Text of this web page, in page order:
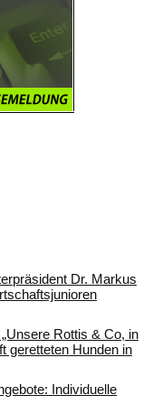
Dr. Markus
Rottis & Co, in
geretteten Hunden in
Individuelle